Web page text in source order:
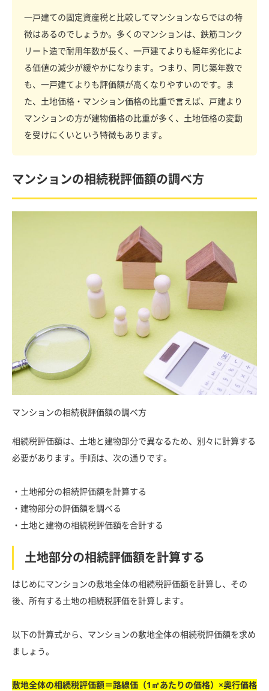
一戸建ての固定資産税と比較してマンションならではの特
徴はあるのでしょうか。多くのマンションは、鉄筋コンク
リート造で耐用年数が長く、一戸建てよりも経年劣化によ
る価値の減少が緩やかになります。つまり、同じ築年数で
も、一戸建てよりも評価額が高くなりやすいのです。ま
た、土地価格・マンション価格の比重で言えば、戸建より
マンションの方が建物価格の比重が多く、土地価格の変動
を受けにくいという特徴もあります。
マンションの相続税評価額の調べ方
マンションの相続税評価額の調べ方
相続税評価額は、土地と建物部分で異なるため、別々に計算する
必要があります。手順は、次の通りです。
・土地部分の相続評価額を計算する
・建物部分の評価額を調べる
・土地と建物の相続税評価額を合計する
土地部分の相続評価額を計算する
はじめにマンションの敷地全体の相続税評価額を計算し、その
後、所有する土地の相続税評価を計算します。
以下の計算式から、マンションの敷地全体の相続税評価額を求め
ましょう。
敷地全体の相続税評価額＝路線価（1㎡あたりの価格）×奥行価格